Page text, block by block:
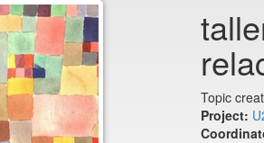
Topic
Project: